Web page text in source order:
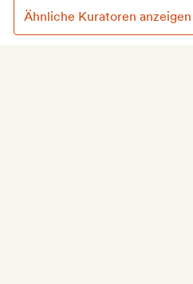
Ähnliche Kuratoren anzeigen